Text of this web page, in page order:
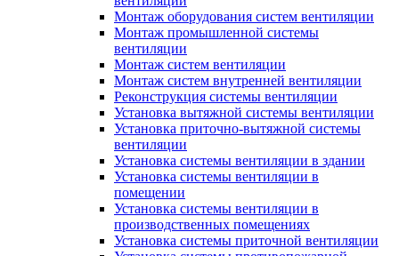
Монтаж оборудования систем вентиляции
Монтаж промышленной системы
вентиляции
Монтаж систем вентиляции
Монтаж систем внутренней вентиляции
Реконструкция системы вентиляции
Установка вытяжной системы вентиляции
Установка приточно-вытяжной системы
вентиляции
Установка системы вентиляции в здании
Установка системы вентиляции в
помещении
Установка системы вентиляции в
производственных помещениях
Установка системы приточной вентиляции